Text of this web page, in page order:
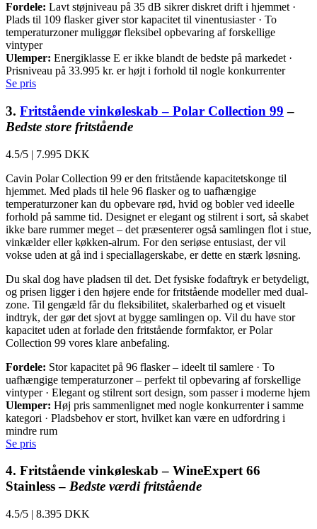
Fordele: Lavt støjniveau på 35 dB sikrer diskret drift i hjemmet ·
Plads til 109 flasker giver stor kapacitet til vinentusiaster · To
temperaturzoner muliggør fleksibel opbevaring af forskellige
vintyper
Ulemper: Energiklasse E er ikke blandt de bedste på markedet ·
Prisniveau på 33.995 kr. er højt i forhold til nogle konkurrenter
Se pris
3. Fritstående vinkøleskab – Polar Collection 99 –
Bedste store fritstående
4.5/5 | 7.995 DKK
Cavin Polar Collection 99 er den fritstående kapacitetskonge til
hjemmet. Med plads til hele 96 flasker og to uafhængige
temperaturzoner kan du opbevare rød, hvid og bobler ved ideelle
forhold på samme tid. Designet er elegant og stilrent i sort, så skabet
ikke bare rummer meget – det præsenterer også samlingen flot i stue,
vinkælder eller køkken-alrum. For den seriøse entusiast, der vil
vokse uden at gå ind i speciallagerskabe, er dette en stærk løsning.
Du skal dog have pladsen til det. Det fysiske fodaftryk er betydeligt,
og prisen ligger i den højere ende for fritstående modeller med dual-
zone. Til gengæld får du fleksibilitet, skalerbarhed og et visuelt
indtryk, der gør det sjovt at bygge samlingen op. Vil du have stor
kapacitet uden at forlade den fritstående formfaktor, er Polar
Collection 99 vores klare anbefaling.
Fordele: Stor kapacitet på 96 flasker – ideelt til samlere · To
uafhængige temperaturzoner – perfekt til opbevaring af forskellige
vintyper · Elegant og stilrent sort design, som passer i moderne hjem
Ulemper: Høj pris sammenlignet med nogle konkurrenter i samme
kategori · Pladsbehov er stort, hvilket kan være en udfordring i
mindre rum
Se pris
4. Fritstående vinkøleskab – WineExpert 66
Stainless – Bedste værdi fritstående
4.5/5 | 8.395 DKK